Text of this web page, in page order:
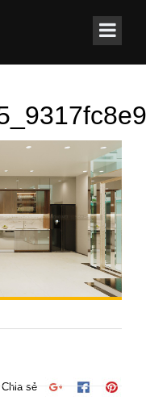
Hà Nội
Chia sẻ